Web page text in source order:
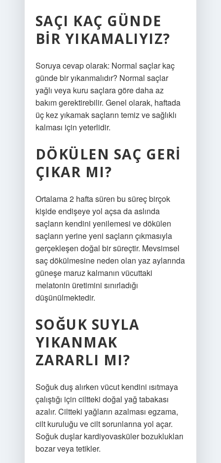
SAÇI KAÇ GÜNDE
BIR YIKAMALIYIZ?
Soruya cevap olarak: Normal saçlar kaç
günde bir yıkanmalıdır? Normal saçlar
yağlı veya kuru saçlara göre daha az
bakım gerektirebilir. Genel olarak, haftada
üç kez yıkamak saçların temiz ve sağlıklı
kalması için yeterlidir.
DÖKÜLEN SAÇ GERI
ÇIKAR MI?
Ortalama 2 hafta süren bu süreç birçok
kişide endişeye yol açsa da aslında
saçların kendini yenilemesi ve dökülen
saçların yerine yeni saçların çıkmasıyla
gerçekleşen doğal bir süreçtir. Mevsimsel
saç dökülmesine neden olan yaz aylarında
güneşe maruz kalmanın vücuttaki
melatonin üretimini sınırladığı
düşünülmektedir.
SOĞUK SUYLA
YIKANMAK
ZARARLI MI?
Soğuk duş alırken vücut kendini ısıtmaya
çalıştığı için ciltteki doğal yağ tabakası
azalır. Ciltteki yağların azalması egzama,
cilt kuruluğu ve cilt sorunlarına yol açar.
Soğuk duşlar kardiyovasküler bozuklukları
bozar veya tetikler.